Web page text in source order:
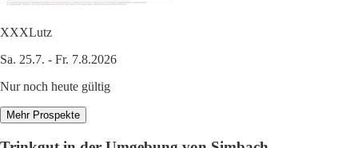
XXXLutz
Sa. 25.7. - Fr. 7.8.2026
Nur noch heute gültig
Mehr Prospekte